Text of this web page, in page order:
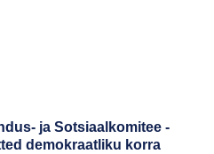
ja Sotsiaalkomitee -
demokraatliku korra